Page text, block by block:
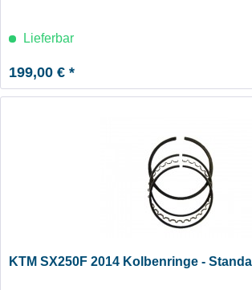
Lieferbar
199,00 € *
KTM SX250F 2014 Kolbenringe -